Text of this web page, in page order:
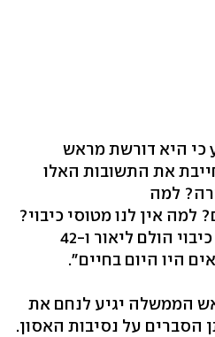
פרחי-בוקר אמרה ל-ynet כי היא דורשת מראש
את התשובות האלו
למה
למה אין לנו מטוסי כיבוי?
אין ספק שאם היה מערך כיבוי הולם ליאור ו-42
היו היום בחיים".
הממשלה יגיע לנחם את
וייתן הסברים על נסיבות האסון.